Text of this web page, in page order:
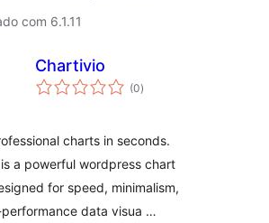
com 6.1.11
Chartivio
(0avaliações
totais
)
charts in seconds.
a powerful wordpress chart
for speed, minimalism,
data visua …